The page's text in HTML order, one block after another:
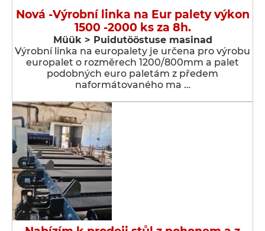
Nová -Výrobní linka na Eur palety výkon
1500 -2000 ks za 8h.
Müük > Puidutööstuse masinad
Výrobní linka na europalety je určena pro výrobu
europalet o rozměrech 1200/800mm a palet
podobných euro paletám z předem
naformátovaného ma …